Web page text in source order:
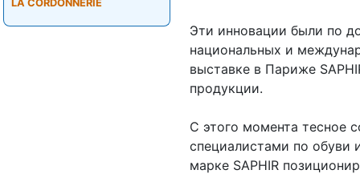
LA CORDONNERIE
Эти инновации были по
национальных и
выставке в Париже
продукции.
С этого момента тесное
специалистами по обуви
марке SAPHIR